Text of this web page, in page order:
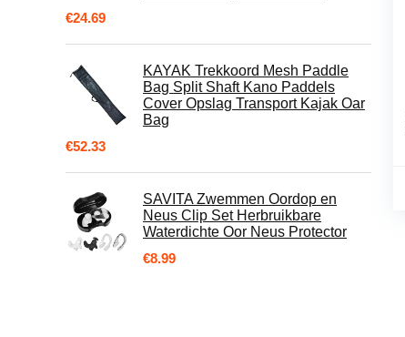
€24.69
KAYAK Trekkoord Mesh Paddle
Bag Split Shaft Kano Paddels
Cover Opslag Transport Kajak Oar
Bag
€52.33
SAVITA Zwemmen Oordop en
Neus Clip Set Herbruikbare
Waterdichte Oor Neus Protector
€8.99